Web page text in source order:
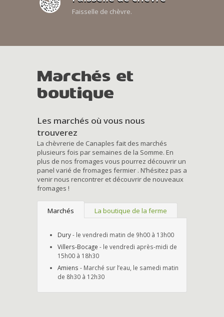
Faisselle de chèvre.
Marchés et
boutique
Les marchés où vous nous
trouverez
La chèvrerie de Canaples fait des marchés
plusieurs fois par semaines de la Somme. En
plus de nos fromages vous pourrez découvrir un
panel varié de fromages fermier . N’hésitez pas a
venir nous rencontrer et découvrir de nouveaux
fromages !
Marchés La boutique de la ferme
Dury- le vendredi matin de 9h00 à 13h00
Villers-Bocage - le vendredi après-midi de
15h00 à 18h30
Amiens - Marché sur l’eau, le samedi matin
de 8h30 à 12h30